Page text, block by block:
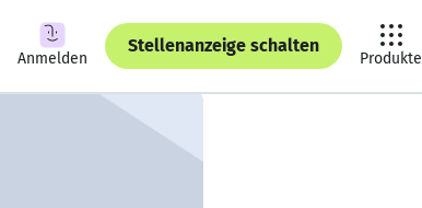
Anmelden
Stellenanzeige schalten
Produkte